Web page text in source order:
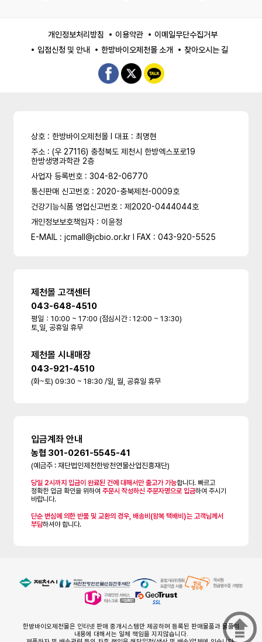
개인정보처리방침 이용약관
이메일무단수집거부
입점신청 및 안내
한방바이오제천몰 소개 찾아오시는 길
상호 : 한방바이오제천몰 l 대표 : 최명현
주소 : (우 27116) 충청북도 제천시 한방엑스포로19
한방생명과학관 2층
사업자 등록번호 : 304-82-06770
통신판매 신고번호 : 2020-충북제천-0009호
건강기능식품 영업신고번호 : 제2020-0444044호
개인정보보호책임자 : 이윤정
E-MAIL : jcmall@jcbio.or.kr l FAX : 043-920-5525
제천몰 고객센터
043-648-4510
평일：10:00 ~ 17:00 (점심시간 : 12:00 ~ 13:30)
토,일, 공휴일 휴무
제천몰 시내매장
043-921-4510
(화~토) 09:30 ~ 18:30 /일, 월, 공휴일 휴무
입금계좌 안내
농협 301-0261-5545-41
(예금주 : 재단법인제천한방천연물산업진흥재단)
당일 2시까지 입금이 완료된 건에 대해서만 출고가 가능합니다. 빠르고
정확한 입금 확인을 위하여주문시 작성하신 주문자명으로 입금하여 주시기
바랍니다.
단순 변심에 의한 반품 및 교환의 경우, 배송비(왕복 택배비)는 고객님께서
부담하셔야 합니다.
한방바이오제천몰은 인터넷 판매 중개시스템만 제공하며 등록된 판매물품과 물품의
내용에 대해서는 일체 책임을 지지않습니다.